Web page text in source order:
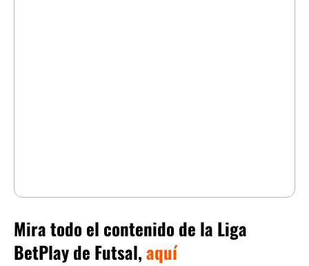
Mira todo el contenido de la Liga
BetPlay de Futsal,aquí